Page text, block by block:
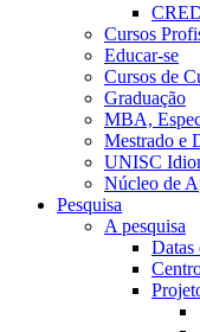
Cursos
Educar-se
Cursos de
Graduação
MBA,
Mestrado e
UNISC
Núcleo de
Pesquisa
A pesquisa
Datas